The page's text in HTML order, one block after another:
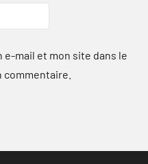
mail et mon site dans le